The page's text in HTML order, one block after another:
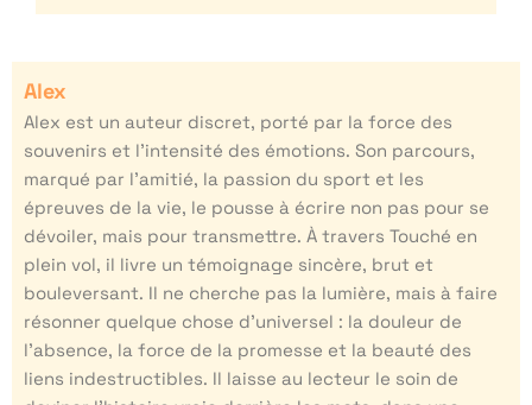
Alex
Alex est un auteur discret, porté par la force des
souvenirs et l’intensité des émotions. Son parcours,
marqué par l’amitié, la passion du sport et les
épreuves de la vie, le pousse à écrire non pas pour se
dévoiler, mais pour transmettre. À travers Touché en
plein vol, il livre un témoignage sincère, brut et
bouleversant. Il ne cherche pas la lumière, mais à faire
résonner quelque chose d’universel : la douleur de
l’absence, la force de la promesse et la beauté des
liens indestructibles. Il laisse au lecteur le soin de